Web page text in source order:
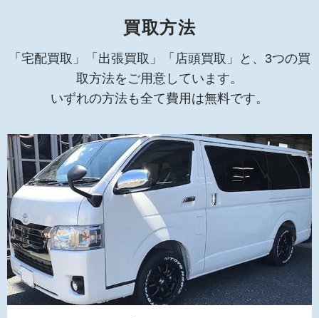
買取方法
「宅配買取」「出張買取」「店頭買取」と、3つの買
取方法をご用意しています。
いずれの方法も全て費用は無料です。